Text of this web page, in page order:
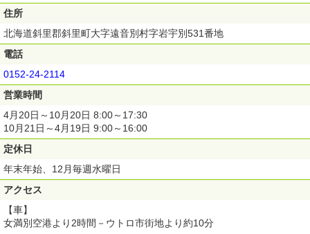
住所
北海道斜里郡斜里町大字遠音別村字岩宇別531番地
電話
0152-24-2114
営業時間
4月20日～10月20日 8:00～17:30
10月21日～4月19日 9:00～16:00
定休日
年末年始、12月毎週水曜日
アクセス
【車】
女満別空港より2時間－ウトロ市街地より約10分